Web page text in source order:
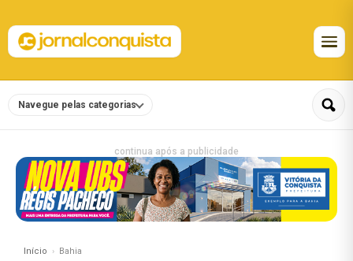
Navegue pelas categorias
continua após a publicidade
Início Bahia